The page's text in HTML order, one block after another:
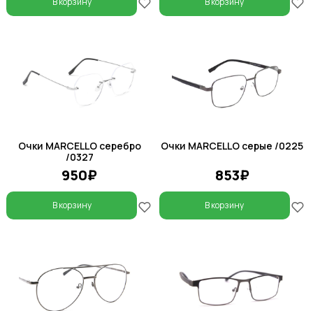
Очки MARCELLO серебро
/0327
950₽
В корзину
Очки MARCELLO серые /0225
853₽
В корзину